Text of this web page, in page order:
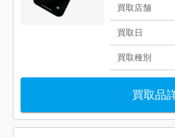
買取店舗
買取日
買取種別
買取品